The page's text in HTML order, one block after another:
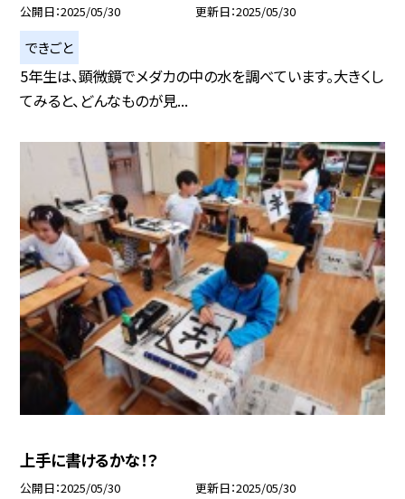
公開日 2025/05/30 更新日 2025/05/30
できごと
5年生は、顕微鏡でメダカの中の水を調べています。大きくし
てみると、どんなものが見...
上手に書けるかな！？
公開日 2025/05/30 更新日 2025/05/30